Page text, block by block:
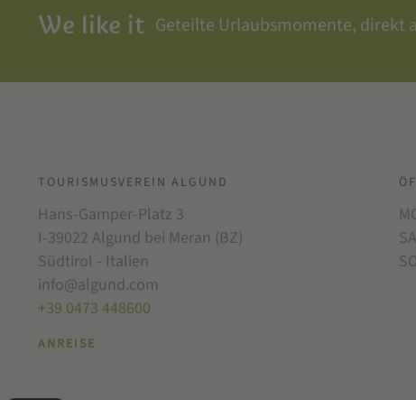
We like it Geteilte Urlaubsmomente, direkt
TOURISMUSVEREIN ALGUND
Hans-Gamper-Platz 3
I-39022 Algund bei Meran (BZ)
Südtirol - Italien
info@algund.com
+39 0473 448600
ANREISE